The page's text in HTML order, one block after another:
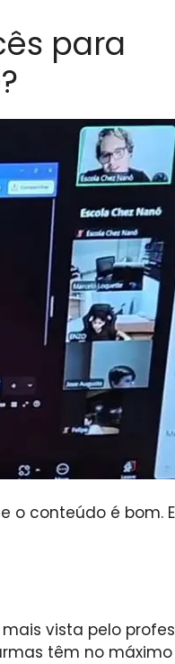
para
o conteúdo é bom.
vista pelo
têm no